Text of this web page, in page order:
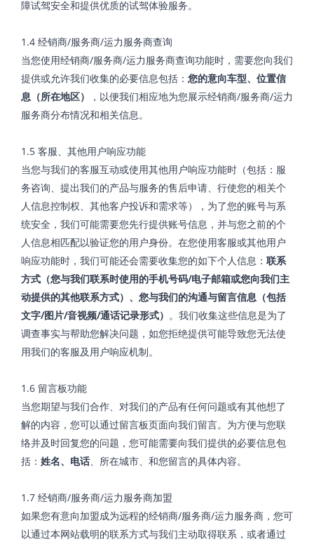
障试驾安全和提供优质的试驾体验服务。
1.4 经销商/服务商/运力服务商查询
当您使用经销商/服务商/运力服务商查询功能时，需要您向我们
提供或允许我们收集的必要信息包括： 您的意向车型、位置信
息（所在地区）
，以便我们相应地为您展示经销商/服务商/运力
服务商分布情况和相关信息。
1.5 客服、其他用户响应功能
当您与我们的客服互动或使用其他用户响应功能时（包括：服
务咨询、提出我们的产品与服务的售后申请、行使您的相关个
人信息控制权、其他客户投诉和需求等），为了您的账号与系
统安全，我们可能需要您先行提供账号信息，并与您之前的个
人信息相匹配以验证您的用户身份。在您使用客服或其他用户
响应功能时，我们可能还会需要收集您的如下个人信息： 联系
方式（您与我们联系时使用的手机号码/电子邮箱或您向我们主
动提供的其他联系方式）、您与我们的沟通与留言信息（包括
文字/图片/音视频/通话记录形式） 。我们收集这些信息是为了
调查事实与帮助您解决问题，如您拒绝提供可能导致您无法使
用我们的客服及用户响应机制。
1.6 留言板功能
当您期望与我们合作、对我们的产品有任何问题或有其他想了
解的内容，您可以通过留言板页面向我们留言。为方便与您联
络并及时回复您的问题，您可能需要向我们提供的必要信息包
括： 姓名、电话、所在城市、和您留言的具体内容。
1.7 经销商/服务商/运力服务商加盟
如果您有意向加盟成为远程的经销商/服务商/运力服务商，您可
以通过本网站载明的联系方式与我们主动取得联系，或者通过